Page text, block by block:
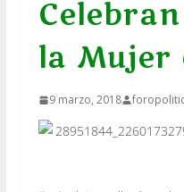
la Mujer
9 marzo, 2018